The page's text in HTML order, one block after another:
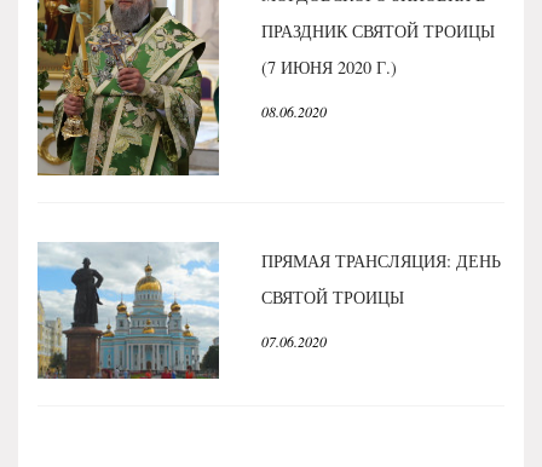
ПРАЗДНИК СВЯТОЙ ТРОИЦЫ
(7 ИЮНЯ 2020 Г.)
08.06.2020
ПРЯМАЯ ТРАНСЛЯЦИЯ: ДЕНЬ
СВЯТОЙ ТРОИЦЫ
07.06.2020